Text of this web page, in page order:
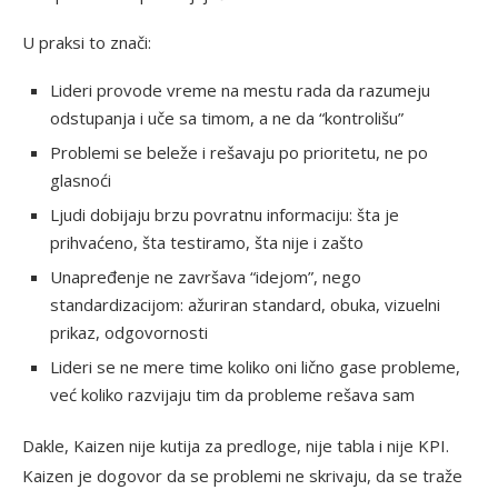
U praksi to znači:
Lideri provode vreme na mestu rada da razumeju
odstupanja i uče sa timom, a ne da “kontrolišu”
Problemi se beleže i rešavaju po prioritetu, ne po
glasnoći
Ljudi dobijaju brzu povratnu informaciju: šta je
prihvaćeno, šta testiramo, šta nije i zašto
Unapređenje ne završava “idejom”, nego
standardizacijom: ažuriran standard, obuka, vizuelni
prikaz, odgovornosti
Lideri se ne mere time koliko oni lično gase probleme,
već koliko razvijaju tim da probleme rešava sam
Dakle, Kaizen nije kutija za predloge, nije tabla i nije KPI.
Kaizen je dogovor da se problemi ne skrivaju, da se traže